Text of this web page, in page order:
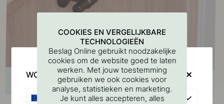
COOKIES EN VERGELIJKBARE
TECHNOLOGIEËN
Beslag Online gebruikt noodzakelijke
cookies om de website goed te laten
werken. Met jouw toestemming
gebruiken we ook cookies voor
analyse, statistieken en marketing.
Je kunt alles accepteren, alles
WOULD YOU RATHER VISIT?